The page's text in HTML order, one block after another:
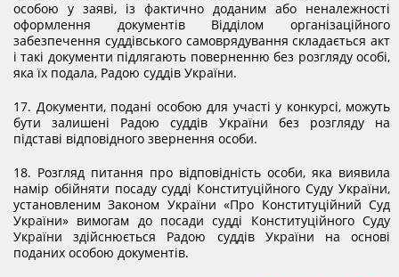
особою у заяві, із фактично доданим або неналежності
оформлення документів Відділом організаційного
забезпечення суддівського самоврядування складається акт
і такі документи підлягають поверненню без розгляду особі,
яка їх подала, Радою суддів України.
17. Документи, подані особою для участі у конкурсі, можуть
бути залишені Радою суддів України без розгляду на
підставі відповідного звернення особи.
18. Розгляд питання про відповідність особи, яка виявила
намір обійняти посаду судді Конституційного Суду України,
установленим Законом України «Про Конституційний Суд
України» вимогам до посади судді Конституційного Суду
України здійснюється Радою суддів України на основі
поданих особою документів.